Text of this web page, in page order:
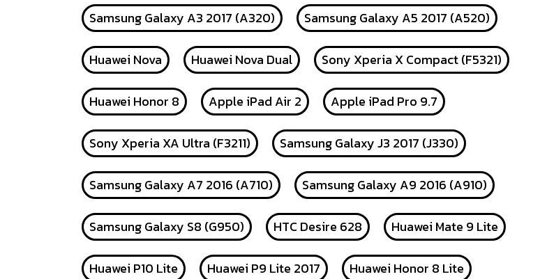
Samsung Galaxy A3 2017 (A320) Samsung Galaxy A5 2017 (A520)
Huawei Nova Huawei Nova Dual Sony Xperia X Compact (F5321)
Huawei Honor 8 Apple iPad Air 2 Apple iPad Pro 9.7
Sony Xperia XA Ultra (F3211) Samsung Galaxy J3 2017 (J330)
Samsung Galaxy A7 2016 (A710) Samsung Galaxy A9 2016 (A910)
Samsung Galaxy S8 (G950) HTC Desire 628 Huawei Mate 9 Lite
Huawei P10 Lite Huawei P9 Lite 2017 Huawei Honor 8 Lite